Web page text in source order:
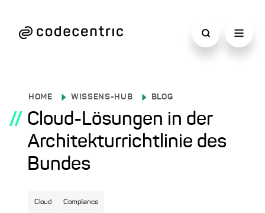
HOME WISSENS-HUB BLOG
// Cloud-Lösungen in der
Architekturrichtlinie des
Bundes
Cloud Compliance